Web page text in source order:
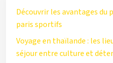
Découvrir les avantages du
paris sportifs
Voyage en thaïlande : les
séjour entre culture et